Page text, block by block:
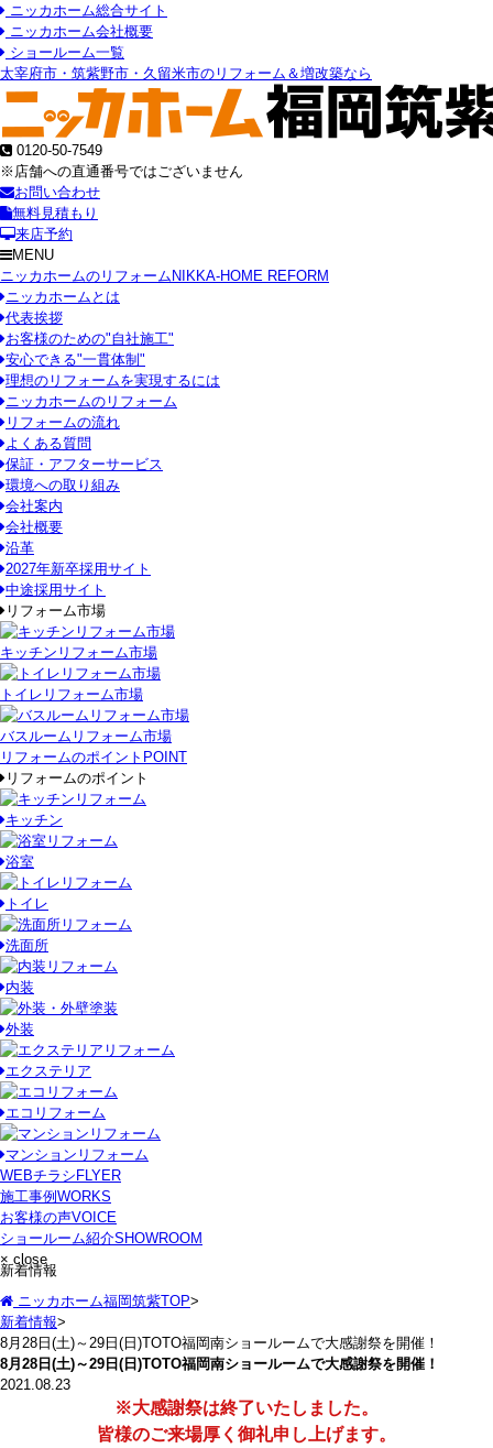
ニッカホーム総合サイト
ニッカホーム会社概要
ショールーム一覧
太宰府市・筑紫野市・久留米市のリフォーム＆増改築なら
0120-50-7549
※店舗への直通番号ではございません
お問い合わせ
無料見積もり
来店予約
MENU
ニッカホームのリフォーム NIKKA-HOME REFORM
ニッカホームとは
代表挨拶
お客様のための"自社施工"
安心できる"一貫体制"
理想のリフォームを実現するには
ニッカホームのリフォーム
リフォームの流れ
よくある質問
保証・アフターサービス
環境への取り組み
会社案内
会社概要
沿革
2027年新卒採用サイト
中途採用サイト
リフォーム市場
キッチンリフォーム市場
トイレリフォーム市場
バスルームリフォーム市場
リフォームのポイント POINT
リフォームのポイント
キッチン
浴室
トイレ
洗面所
内装
外装
エクステリア
エコリフォーム
マンションリフォーム
WEBチラシ FLYER
施工事例 WORKS
お客様の声VOICE
ショールーム紹介SHOWROOM
× close
新着情報
ニッカホーム福岡筑紫TOP>
新着情報>
8月28日(土)～29日(日)TOTO福岡南ショールームで大感謝祭を開催！
8月28日(土)～29日(日)TOTO福岡南ショールームで大感謝祭を開催！
2021.08.23
※大感謝祭は終了いたしました。
皆様のご来場厚く御礼申し上げます。